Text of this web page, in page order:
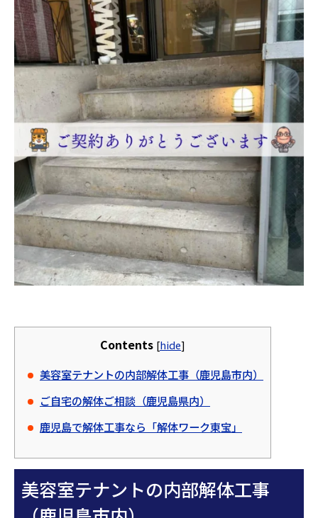
Contents [hide]
美容室テナントの内部解体工事（鹿児島市内）
ご自宅の解体ご相談（鹿児島県内）
鹿児島で解体工事なら「解体ワーク東宝」
美容室テナントの内部解体工事